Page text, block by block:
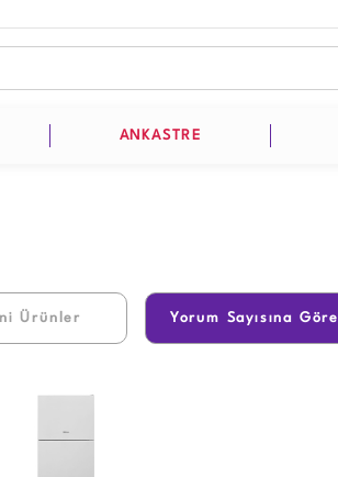
ANKASTRE
Ürünler Yorum Sayısına Göre